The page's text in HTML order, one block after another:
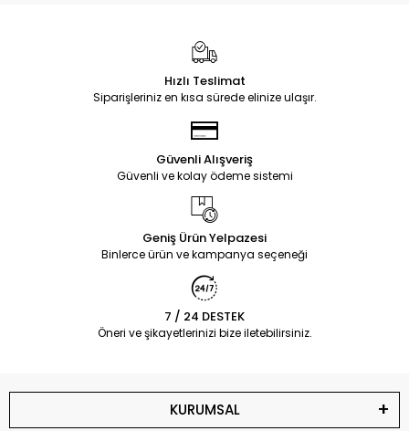
Hızlı Teslimat
Siparişleriniz en kısa sürede elinize ulaşır.
Güvenli Alışveriş
Güvenli ve kolay ödeme sistemi
Geniş Ürün Yelpazesi
Binlerce ürün ve kampanya seçeneği
7 / 24 DESTEK
Öneri ve şikayetlerinizi bize iletebilirsiniz.
KURUMSAL